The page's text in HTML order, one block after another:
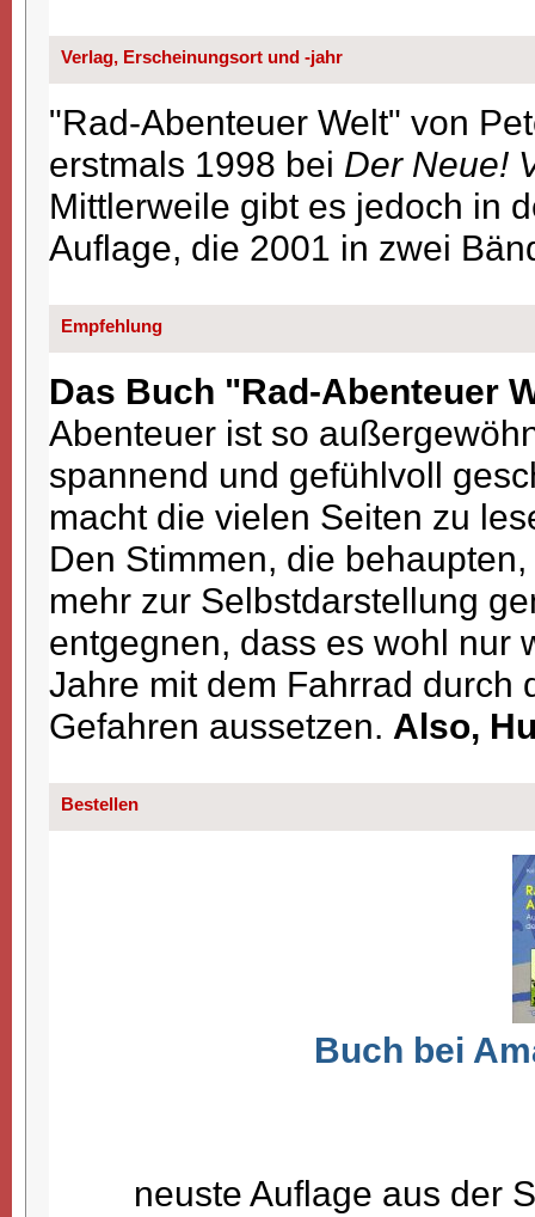
Verlag, Erscheinungsort und -jahr
"Rad-Abenteuer Welt" von
erstmals 1998 bei Der Neue!
Mittlerweile gibt es jedoch in
Auflage, die 2001 in zwei
Empfehlung
Das Buch "Rad-Abenteuer
Abenteuer ist so
spannend und gefühlvoll
macht die vielen Seiten zu
Den Stimmen, die
mehr zur Selbstdarstellung
entgegnen, dass es wohl nur
Jahre mit dem Fahrrad durch
Gefahren aussetzen. Also,
Bestellen
Buch bei
neuste Auflage aus der